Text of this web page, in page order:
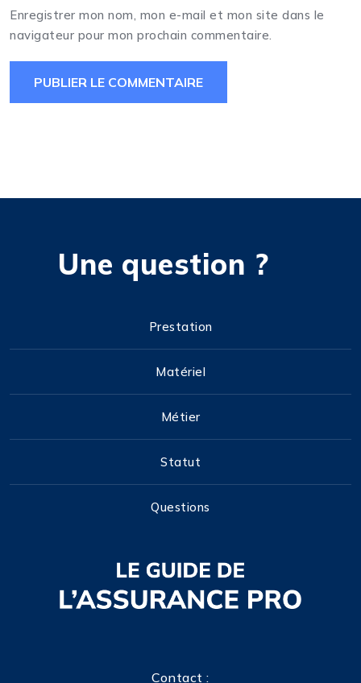
Enregistrer mon nom, mon e-mail et mon site dans le
navigateur pour mon prochain commentaire.
Une question ?
Prestation
Matériel
Métier
Statut
Questions
Contact :